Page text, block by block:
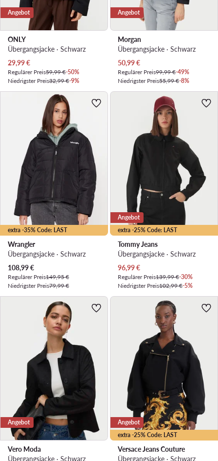
Angebot
ONLY
Übergangsjacke · Schwarz
Aktueller Preis
29,99€
Regulärer Preis59,99 €-50%
Niedrigster Preis32,99 €-9%
Angebot
Morgan
Übergangsjacke · Schwarz
Aktueller Preis
50,99€
Regulärer Preis99,99 €-49%
Niedrigster Preis55,99 €-8%
extra -35% Code: LAST
Wrangler
Übergangsjacke · Schwarz
Aktueller Preis
108,99€
Regulärer Preis149,95 €
Niedrigster Preis79,99 €
extra -25% Code: LAST
Angebot
Tommy Jeans
Übergangsjacke · Schwarz
Aktueller Preis
96,99€
Regulärer Preis139,99 €-30%
Niedrigster Preis102,99 €-5%
Angebot
Vero Moda
Übergangsjacke · Schwarz
extra -25% Code: LAST
Angebot
Versace Jeans Couture
Übergangsjacke · Schwarz